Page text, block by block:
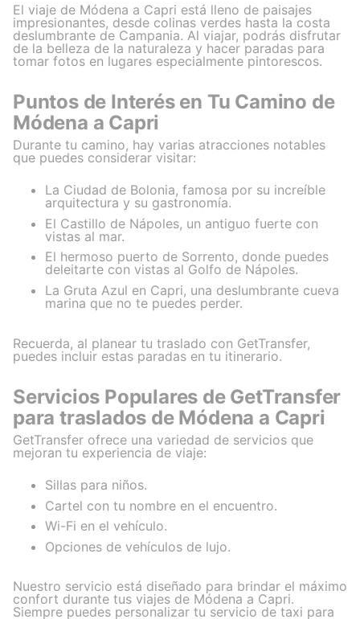
El viaje de Módena a Capri está lleno de paisajes
impresionantes, desde colinas verdes hasta la costa
deslumbrante de Campania. Al viajar, podrás disfrutar
de la belleza de la naturaleza y hacer paradas para
tomar fotos en lugares especialmente pintorescos.
Puntos de Interés en Tu Camino de
Módena a Capri
Durante tu camino, hay varias atracciones notables
que puedes considerar visitar:
La Ciudad de Bolonia, famosa por su increíble
arquitectura y su gastronomía.
El Castillo de Nápoles, un antiguo fuerte con
vistas al mar.
El hermoso puerto de Sorrento, donde puedes
deleitarte con vistas al Golfo de Nápoles.
La Gruta Azul en Capri, una deslumbrante cueva
marina que no te puedes perder.
Recuerda, al planear tu traslado con GetTransfer,
puedes incluir estas paradas en tu itinerario.
Servicios Populares de GetTransfer
para traslados de Módena a Capri
GetTransfer ofrece una variedad de servicios que
mejoran tu experiencia de viaje:
Sillas para niños.
Cartel con tu nombre en el encuentro.
Wi-Fi en el vehículo.
Opciones de vehículos de lujo.
Nuestro servicio está diseñado para brindar el máximo
confort durante tus viajes de Módena a Capri.
Siempre puedes personalizar tu servicio de taxi para